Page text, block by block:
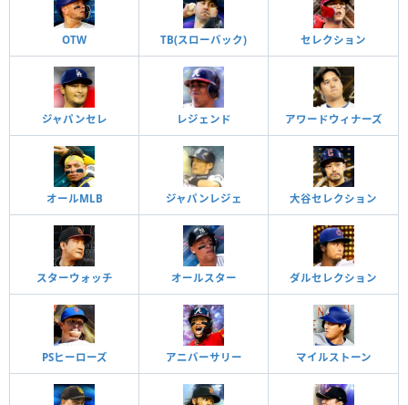
OTW TB(スローバック) セレクション
ジャパンセレ レジェンド アワードウィナーズ
オールMLB ジャパンレジェ 大谷セレクション
スターウォッチ オールスター ダルセレクション
PSヒーローズ アニバーサリー マイルストーン